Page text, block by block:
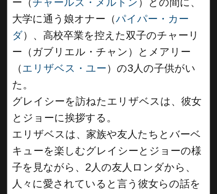
ー（チャールズ・メルトン ）との間に、
大学に通う娘オナー（パイパー・カー
ダ）、高校卒業を控えた双子のチャーリ
ー（ガブリエル・チャン）とメアリー
（エリザベス・ユー）の3人の子供がい
た。
グレイシーを訪ねたエリザベスは、彼女
とジョーに挨拶する。
エリザベスは、家族や友人たちとバーベ
キューを楽しむグレイシーとジョーの様
子を見ながら、2人の友人ロンダから、
人々に愛されていると言う彼女らの話を